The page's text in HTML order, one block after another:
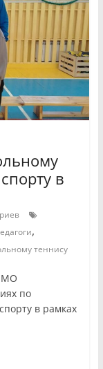
в
,
теннису
МО
по
в рамках